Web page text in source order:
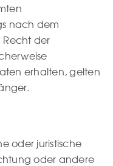
nach dem
Recht der
erhalten, gelten
oder juristische
oder andere